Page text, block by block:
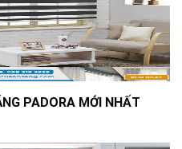
PADORA MỚI NHẤT